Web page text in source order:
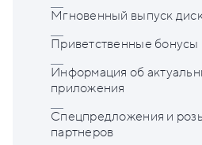
Мгновенный выпуск
Приветственные бонусы
Информация об
приложения
Спецпредложения и
партнеров